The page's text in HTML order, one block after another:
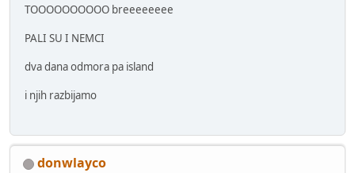
TOOOOOOOOOO breeeeeeee
PALI SU I NEMCI
dva dana odmora pa island
i njih razbijamo
donwlayco